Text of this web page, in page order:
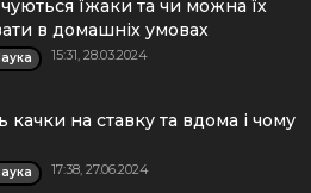
їжаки та чи можна їх
в домашніх умовах
15:31, 28.03.2024
качки на ставку та вдома і чому
17:38, 27.06.2024